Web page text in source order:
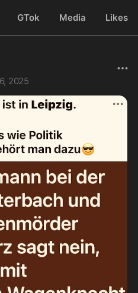
GTok Media Likes
2025